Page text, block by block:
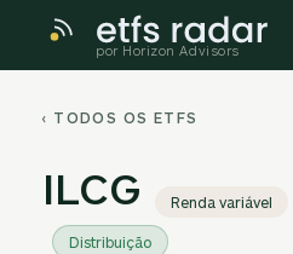
por Horizon Advisors
‹ TODOS OS ETFS
ILCG Renda variável
Distribuição